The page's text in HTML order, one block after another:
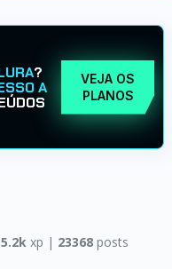
?
A
VEJA OS
PLANOS
xp | 23368posts